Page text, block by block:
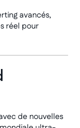
avancés,
réel pour
de nouvelles